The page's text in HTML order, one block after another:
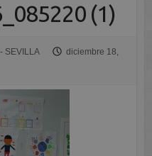
(1)
SEVILLA
diciembre 18,